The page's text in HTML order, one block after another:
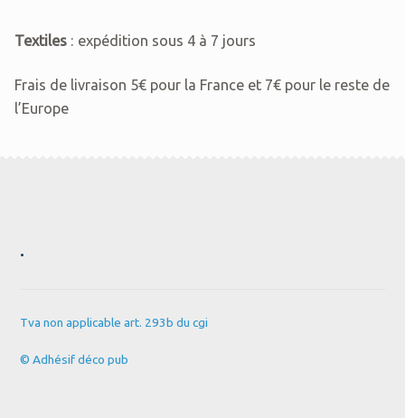
Textiles : expédition sous 4 à 7 jours
Frais de livraison 5€ pour la France et 7€ pour le reste de
l’Europe
.
Tva non applicable art. 293b du cgi
© Adhésif déco pub